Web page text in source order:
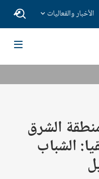
الأخبار والفعاليات
الشرق
الشباب